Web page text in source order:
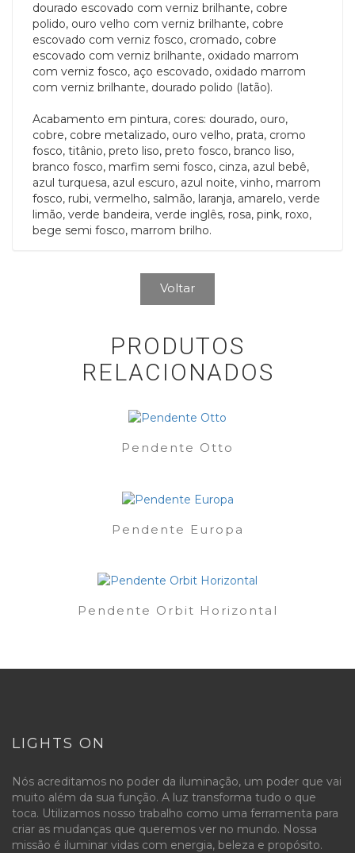
dourado escovado com verniz brilhante, cobre
polido, ouro velho com verniz brilhante, cobre
escovado com verniz fosco, cromado, cobre
escovado com verniz brilhante, oxidado marrom
com verniz fosco, aço escovado, oxidado marrom
com verniz brilhante, dourado polido (latão).
Acabamento em pintura, cores: dourado, ouro,
cobre, cobre metalizado, ouro velho, prata, cromo
fosco, titânio, preto liso, preto fosco, branco liso,
branco fosco, marfim semi fosco, cinza, azul bebê,
azul turquesa, azul escuro, azul noite, vinho, marrom
fosco, rubi, vermelho, salmão, laranja, amarelo, verde
limão, verde bandeira, verde inglês, rosa, pink, roxo,
bege semi fosco, marrom brilho.
Voltar
PRODUTOS
RELACIONADOS
Pendente Otto
Pendente Europa
Pendente Orbit Horizontal
LIGHTS ON
Nós acreditamos no poder da iluminação, um poder que vai
muito além da sua função. A luz transforma tudo o que
toca. Utilizamos nosso trabalho como uma ferramenta para
criar as mudanças que queremos ver no mundo. Nossa
missão é iluminar vidas com energia, beleza e propósito.